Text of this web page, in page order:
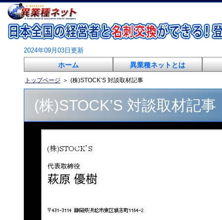
2024年09月03日更新
ホーム 異業種ネットとは
トップページ ＞ (株)STOCK’S 対談取材記事
(株)STOCK’S 対談取材記事